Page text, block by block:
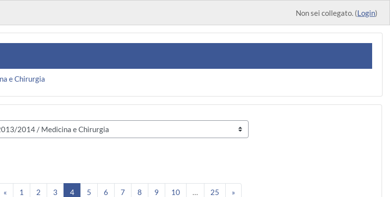
Non sei collegato. (Login)
e Chirurgia
«Pagina precedente
1 Pagina 1
2Pagina 2
3Pagina 3
4Pagina 4
5Pagina 5
6Pagina 6
7Pagina 7
8Pagina 8
9Pagina 9
10Pagina 1025Pagina 25
»Pagina successiva